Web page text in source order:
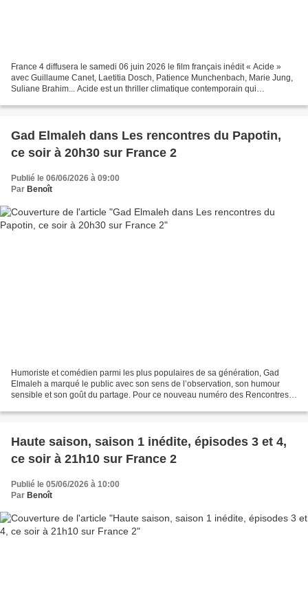
France 4 diffusera le samedi 06 juin 2026 le film français inédit « Acide »
avec Guillaume Canet, Laetitia Dosch, Patience Munchenbach, Marie Jung,
Suliane Brahim... Acide est un thriller climatique contemporain qui
Gad Elmaleh dans Les rencontres du Papotin,
ce soir à 20h30 sur France 2
Publié le 06/06/2026 à 09:00
Par Benoît
Humoriste et comédien parmi les plus populaires de sa génération, Gad
Elmaleh a marqué le public avec son sens de l’observation, son humour
sensible et son goût du partage. Pour ce nouveau numéro des Rencontres
Haute saison, saison 1 inédite, épisodes 3 et 4,
ce soir à 21h10 sur France 2
Publié le 05/06/2026 à 10:00
Par Benoît